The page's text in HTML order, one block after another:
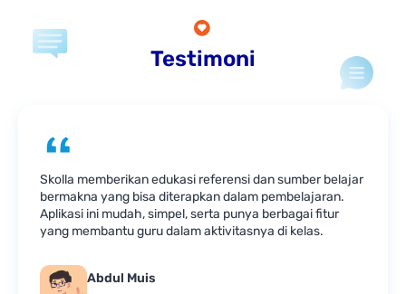
Testimoni
Skolla memberikan edukasi referensi dan sumber belajar
bermakna yang bisa diterapkan dalam pembelajaran.
Aplikasi ini mudah, simpel, serta punya berbagai fitur
yang membantu guru dalam aktivitasnya di kelas.
Abdul Muis